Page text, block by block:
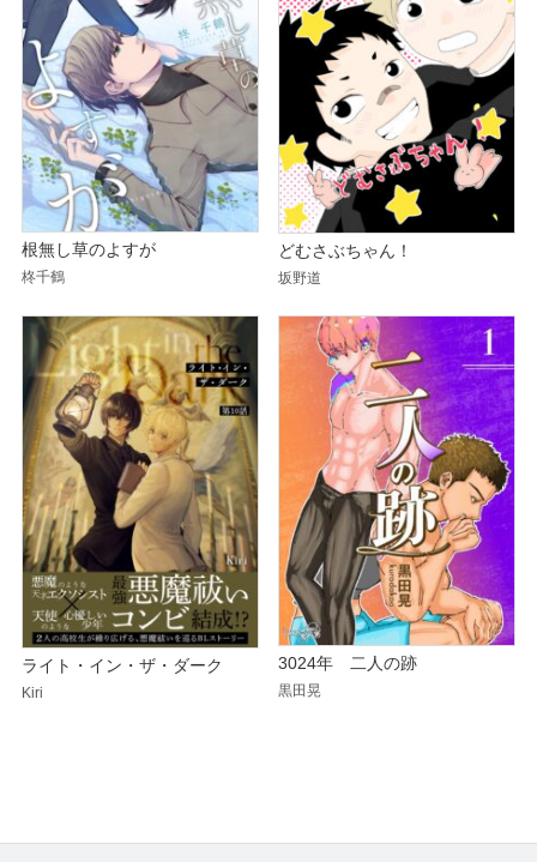
根無し草のよすが
柊千鶴
どむさぶちゃん！
坂野道
ライト・イン・ザ・ダーク
Kiri
3024年 二人の跡
黒田晃